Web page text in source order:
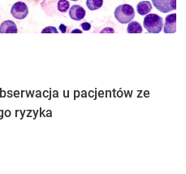
u pacjentów ze
ryzyka